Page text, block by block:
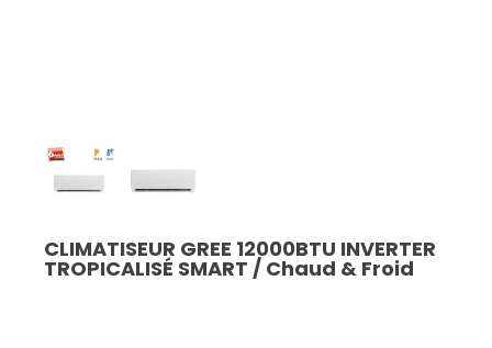
CLIMATISEUR GREE 12000BTU INVERTER
TROPICALISÉ SMART / Chaud & Froid